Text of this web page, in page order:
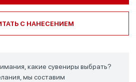
С НАНЕСЕНИЕМ
какие сувениры выбрать?
мы составим